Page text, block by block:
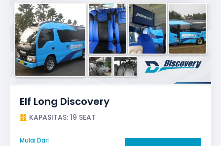
Elf Long Discovery
KAPASITAS: 19 SEAT
Mulai Dari